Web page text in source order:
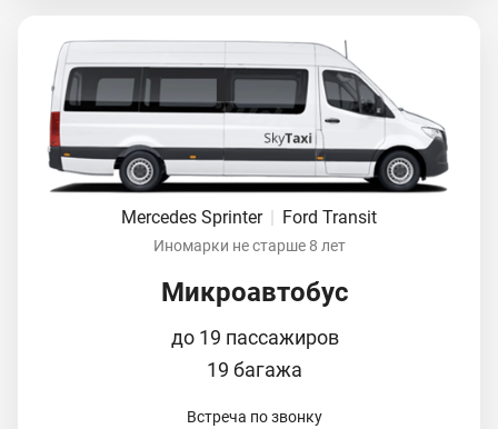
Mercedes Sprinter | Ford Transit
Иномарки не старше 8 лет
Микроавтобус
до 19 пассажиров
19 багажа
Встреча по звонку